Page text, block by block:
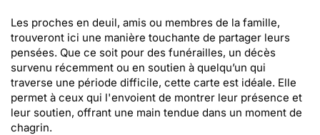
Les proches en deuil, amis ou membres de la famille,
trouveront ici une manière touchante de partager leurs
pensées. Que ce soit pour des funérailles, un décès
survenu récemment ou en soutien à quelqu’un qui
traverse une période difficile, cette carte est idéale. Elle
permet à ceux qui l'envoient de montrer leur présence et
leur soutien, offrant une main tendue dans un moment de
chagrin.